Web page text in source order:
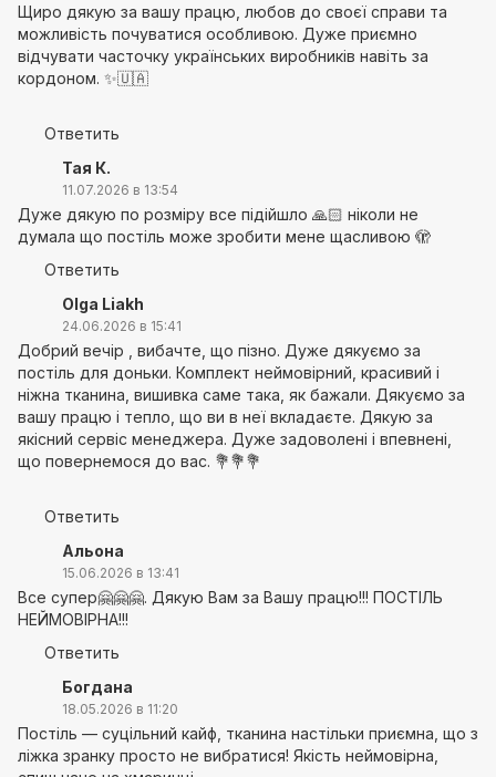
Щиро дякую за вашу працю, любов до своєї справи та
можливість почуватися особливою. Дуже приємно
відчувати часточку українських виробників навіть за
кордоном. ✨🇺🇦
Ответить
Тая К.
11.07.2026 в 13:54
Дуже дякую по розміру все підійшло 🙏🏻 ніколи не
думала що постіль може зробити мене щасливою 🫣
Ответить
Olga Liakh
24.06.2026 в 15:41
Добрий вечір , вибачте, що пізно. Дуже дякуємо за
постіль для доньки. Комплект неймовірний, красивий і
ніжна тканина, вишивка саме така, як бажали. Дякуємо за
вашу працю і тепло, що ви в неї вкладаєте. Дякую за
якісний сервіс менеджера. Дуже задоволені і впевнені,
що повернемося до вас. 💐💐💐
Ответить
Альона
15.06.2026 в 13:41
Все супер🤗🤗🤗. Дякую Вам за Вашу працю!!! ПОСТІЛЬ
НЕЙМОВІРНА!!!
Ответить
Богдана
18.05.2026 в 11:20
Постіль — суцільний кайф, тканина настільки приємна, що з
ліжка зранку просто не вибратися! Якість неймовірна,